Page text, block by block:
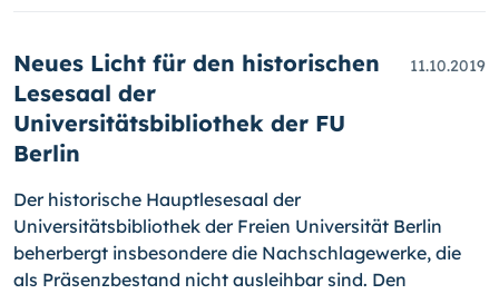
Neues Licht für den historischen
Lesesaal der
Universitätsbibliothek der FU
Berlin
11.10.2019
Der historische Hauptlesesaal der
Universitätsbibliothek der Freien Uni­ver­si­tät Berlin
beherbergt insbesondere die Nachschlagewerke, die
als Präsenzbestand nicht ausleihbar sind. Den